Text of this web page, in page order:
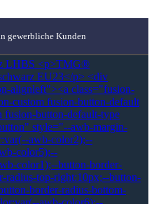
gewerbliche Kunden